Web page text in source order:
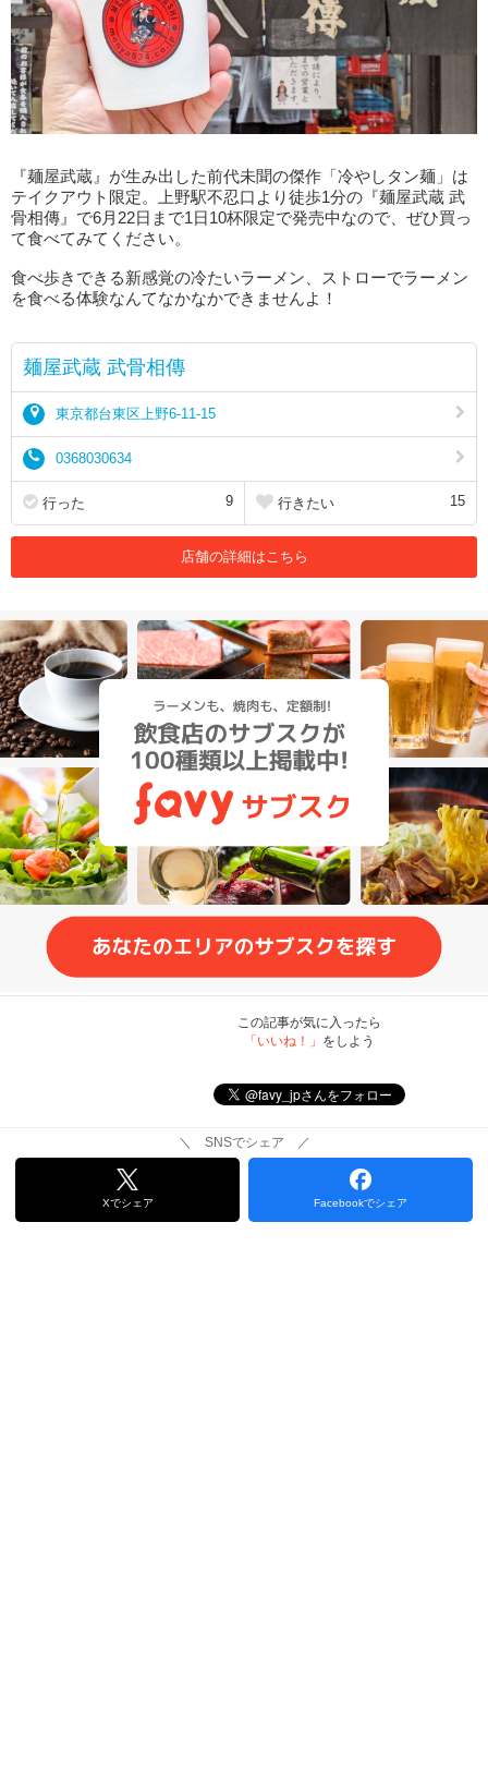
『麺屋武蔵』が生み出した前代未聞の傑作「冷やしタン麺」は
テイクアウト限定。上野駅不忍口より徒歩1分の『麺屋武蔵 武
骨相傳』で6月22日まで1日10杯限定で発売中なので、ぜひ買っ
て食べてみてください。
食べ歩きできる新感覚の冷たいラーメン、ストローでラーメン
を食べる体験なんてなかなかできませんよ！
麺屋武蔵 武骨相傳
東京都台東区上野6-11-15
0368030634
行った 9 行きたい 15
店舗の詳細はこちら
この記事が気に入ったら
「いいね！」 をしよう
＼ SNSでシェア ／
Xでシェア Facebookでシェア